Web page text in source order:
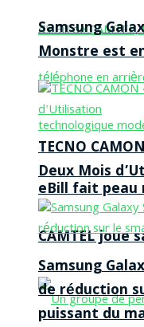
eBill fait peau
CAMTEL joue
Samsung
Monstre est
TECNO
Deux Mois
Samsung
de réduction
puissant du